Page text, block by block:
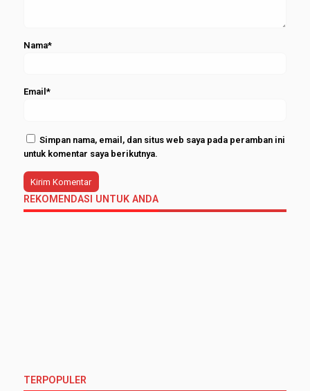
Nama*
Email*
Simpan nama, email, dan situs web saya pada peramban ini
untuk komentar saya berikutnya.
REKOMENDASI UNTUK ANDA
TERPOPULER